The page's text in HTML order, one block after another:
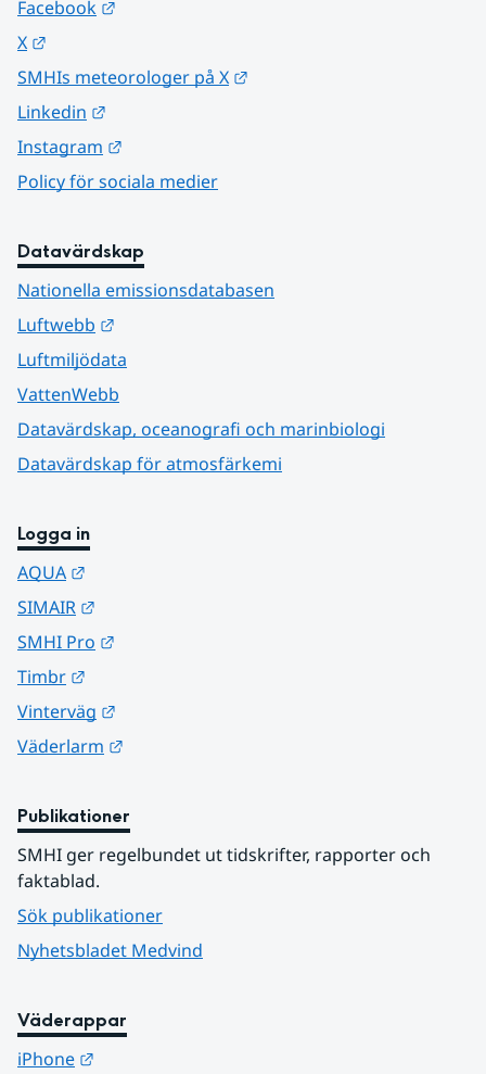
Facebook
X
SMHIs meteorologer på X
Linkedin
Instagram
Policy för sociala medier
Datavärdskap
Nationella emissionsdatabasen
Luftwebb
Luftmiljödata
VattenWebb
Datavärdskap, oceanografi och marinbiologi
Datavärdskap för atmosfärkemi
Logga in
AQUA
SIMAIR
SMHI Pro
Timbr
Vinterväg
Väderlarm
Publikationer
SMHI ger regelbundet ut tidskrifter, rapporter och
faktablad.
Sök publikationer
Nyhetsbladet Medvind
Väderappar
iPhone